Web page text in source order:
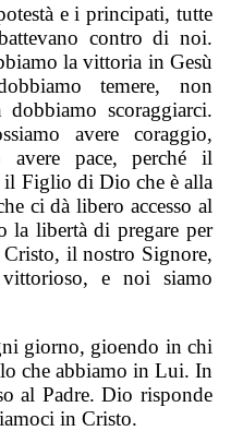
e i principati, tutte
contro di noi.
la vittoria in Gesù
temere, non
scoraggiarci.
avere coraggio,
avere pace, perché il
il Figlio di Dio che è alla
ci dà libero accesso al
la libertà di pregare per
Cristo, il nostro Signore,
e noi siamo
giorno, gioendo in chi
che abbiamo in Lui. In
al Padre. Dio risponde
in Cristo.